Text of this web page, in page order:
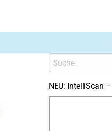
NEU: IntelliScan